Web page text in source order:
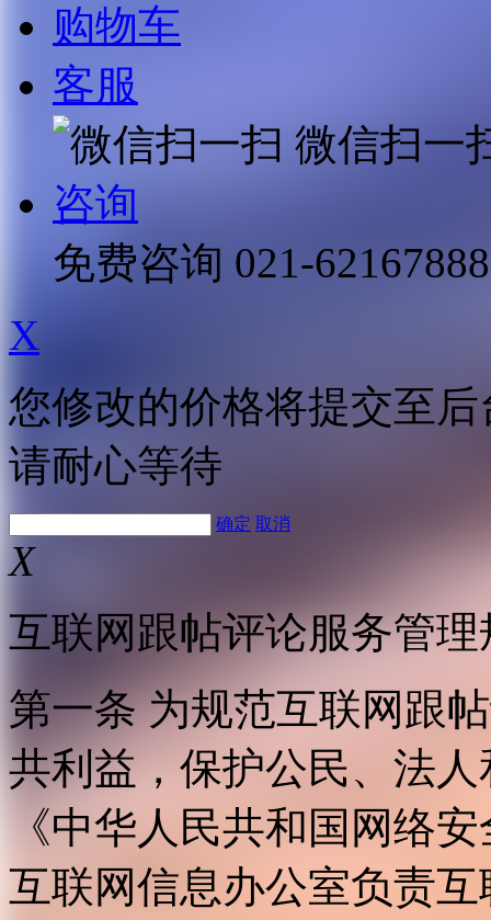
购物车
客服
微信扫一
咨询
免费咨询 021-62167888
X
您修改的价格将提交至
请耐心等待
确定 取消
X
互联网跟帖评论服务管理
第一条 为规范互联网跟
共利益，保护公民、法
《中华人民共和国网络
互联网信息办公室负责